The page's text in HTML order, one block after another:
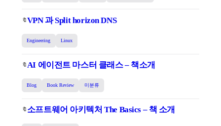
🔖VPN 과 Split horizon DNS
Engineering Linux
🔖 AI 에이전트 마스터 클래스 – 책소개
Blog Book Review 미분류
🔖 소프트웨어 아키텍처 The Basics – 책 소개